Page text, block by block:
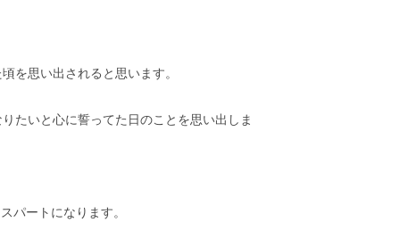
を思い出されると思います。
たいと心に誓ってた日のことを思い出しま
パートになります。